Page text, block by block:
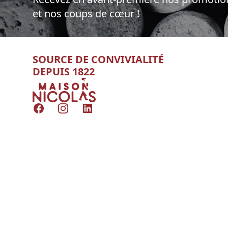
et nos coups de cœur !
SOURCE DE CONVIVIALITÉ
DEPUIS 1822
Nicolas
FacebookInstagramLinkedIn